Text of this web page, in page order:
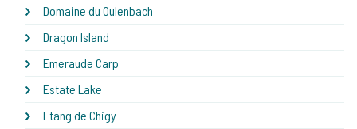
Domaine du Oulenbach
Dragon Island
Emeraude Carp
Estate Lake
Etang de Chigy